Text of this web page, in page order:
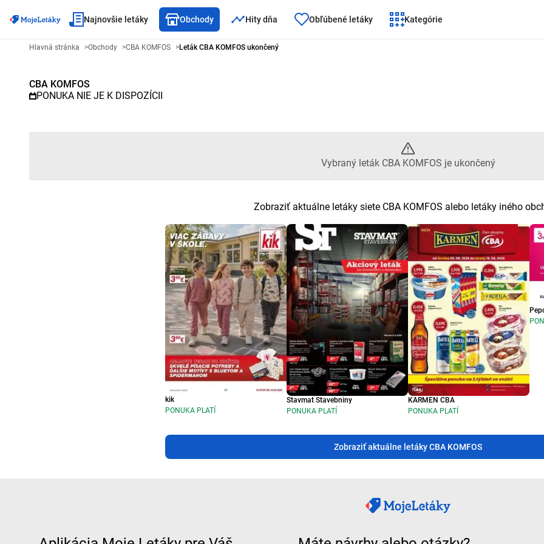
Najnovšie letáky Obchody Hity dňa Obľúbené letáky Kategórie
Reklamný leták CBA KOMFOS - Vybraný leták CBA KOMFOS je
Hlavná stránka >Obchody >CBA KOMFOS >Leták CBA KOMFOS ukončený
CBA KOMFOS
PONUKA NIE JE K DISPOZÍCII
Vybraný leták CBA KOMFOS je ukončený
Zobraziť aktuálne letáky siete CBA KOMFOS alebo letáky iného
kik
PONUKA PLATÍ
Stavmat Stavebniny
PONUKA PLATÍ
KARMEN CBA
PONUKA PLATÍ
Zobraziť aktuálne letáky CBA KOMFOS